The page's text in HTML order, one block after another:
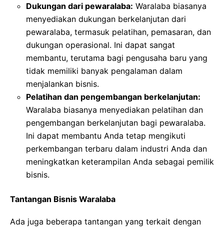
Dukungan dari pewaralaba: Waralaba biasanya
menyediakan dukungan berkelanjutan dari
pewaralaba, termasuk pelatihan, pemasaran, dan
dukungan operasional. Ini dapat sangat
membantu, terutama bagi pengusaha baru yang
tidak memiliki banyak pengalaman dalam
menjalankan bisnis.
Pelatihan dan pengembangan berkelanjutan:
Waralaba biasanya menyediakan pelatihan dan
pengembangan berkelanjutan bagi pewaralaba.
Ini dapat membantu Anda tetap mengikuti
perkembangan terbaru dalam industri Anda dan
meningkatkan keterampilan Anda sebagai pemilik
bisnis.
Tantangan Bisnis Waralaba
Ada juga beberapa tantangan yang terkait dengan